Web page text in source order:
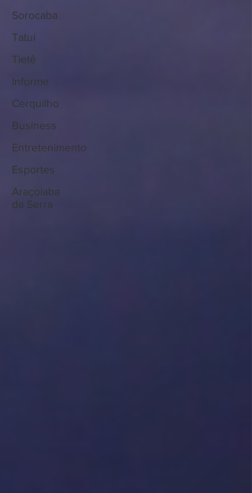
Sorocaba
Tatuí
Tietê
Informe
Cerquilho
Business
Entretenimento
Esportes
Araçoiaba
da Serra